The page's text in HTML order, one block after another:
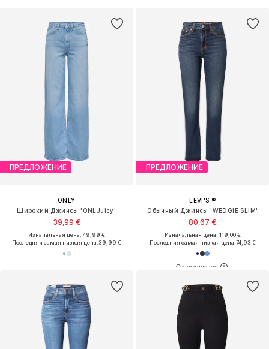
ПРЕДЛОЖЕНИЕ
ONLY
Широкий Джинсы 'ONLJuicy'
39,99 €
Изначальная цена: 49,99 €
Последняя самая низкая цена:39,99 €
ПРЕДЛОЖЕНИЕ
LEVI'S ®
Обычный Джинсы 'WEDGIE SLIM'
80,67 €
Изначальная цена: 119,00 €
Последняя самая низкая цена:74,93 €